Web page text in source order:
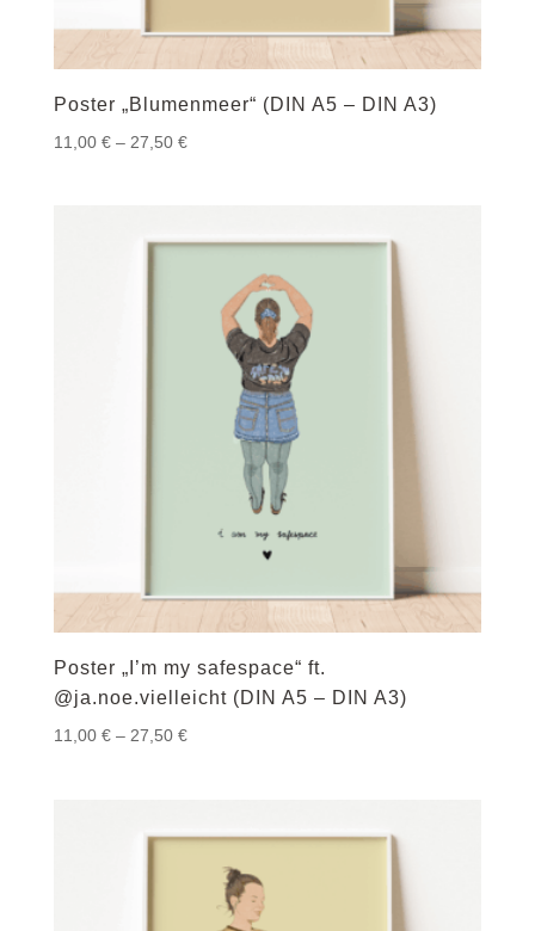
Poster „Blumenmeer“ (DIN A5 – DIN A3)
11,00 € – 27,50 €Preisspanne:
Poster „I’m my safespace“ ft.
@ja.noe.vielleicht (DIN A5 – DIN A3)
11,00 € – 27,50 €Preisspanne: